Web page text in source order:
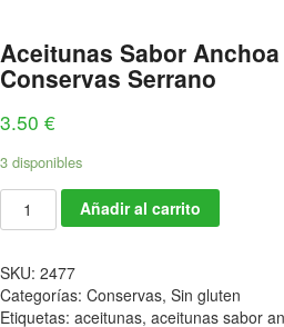
Aceitunas Sabor Anchoa
Conservas Serrano
3.50 €
3 disponibles
Añadir al carrito
SKU: 2477
Categorías: Conservas, Sin gluten
Etiquetas: aceitunas, aceitunas sabor